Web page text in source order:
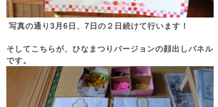
写真の通り3月6日、7日の２日続けて行います！
そしてこちらが、ひなまつりバージョンの顔出しパネル
です。